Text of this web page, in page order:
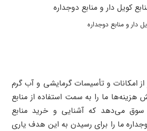
دار و منابع دوجداره
از امکانات و تأسیسات گرمایشی و آب گرم
ما را به سمت استفاده از منابع
سوق می‌دهد که آشنایی و خرید منابع
ما را برای رسیدن به این هدف یاری